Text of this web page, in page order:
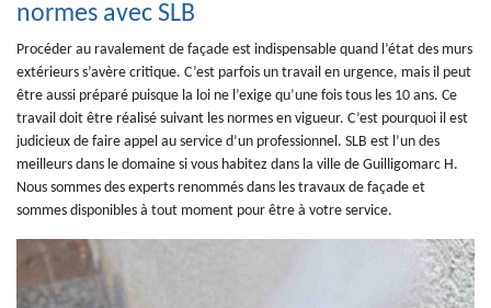
normes avec SLB
Procéder au ravalement de façade est indispensable quand l’état des murs
extérieurs s’avère critique. C’est parfois un travail en urgence, mais il peut
être aussi préparé puisque la loi ne l’exige qu’une fois tous les 10 ans. Ce
travail doit être réalisé suivant les normes en vigueur. C’est pourquoi il est
judicieux de faire appel au service d’un professionnel. SLB est l’un des
meilleurs dans le domaine si vous habitez dans la ville de Guilligomarc H.
Nous sommes des experts renommés dans les travaux de façade et
sommes disponibles à tout moment pour être à votre service.